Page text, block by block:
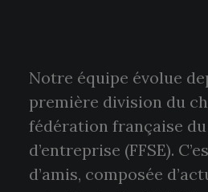
Notre équipe évolue
première division du
fédération française
d’entreprise (FFSE).
d’amis, composée